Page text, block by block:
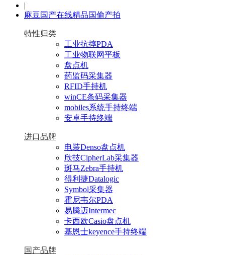
|
麻豆国产在线精品国偷产拍
特性归类
工业抗摔PDA
工业物联网平板
盘点机
药监码采集器
RFID手持机
winCE条码采集器
mobiles系统手持终端
安卓手持终端
进口品牌
电装Denso盘点机
欣技CipherLab采集器
斑马Zebra手持机
得利捷Datalogic
Symbol采集器
霍尼韦尔PDA
易腾迈Intermec
卡西欧Casio盘点机
基恩士keyence手持终端
国产品牌